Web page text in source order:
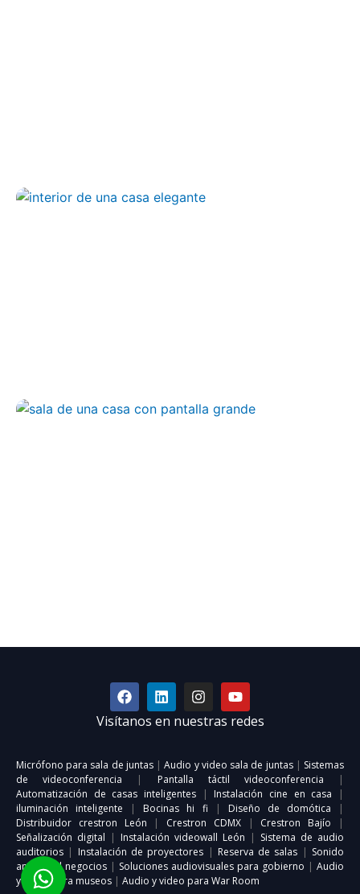
Visítanos en nuestras redes
Micrófono para sala de juntas|Audio y video sala de juntas| Sistemas
de videoconferencia | Pantalla táctil videoconferencia |
Automatización de casas inteligentes | Instalación cine en casa |
iluminación inteligente | Bocinas hi fi | Diseño de domótica |
Distribuidor crestron León | Crestron CDMX| Crestron Bajío |
Señalización digital | Instalación videowall León | Sistema de audio
auditorios | Instalación de proyectores | Reserva de salas | Sonido
ambiental negocios | Soluciones audiovisuales para gobierno | Audio
y video para museos | Audio y video para War Room